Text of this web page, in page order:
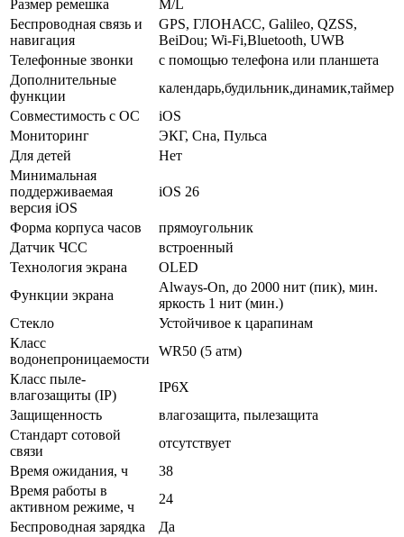
Размер ремешка
M/L
Беспроводная связь и
навигация
GPS, ГЛОНАСС, Galileo, QZSS,
BeiDou; Wi‑Fi,Bluetooth, UWB
Телефонные звонки
с помощью телефона или планшета
Дополнительные
функции
календарь,будильник,динамик,таймер
Совместимость с ОС
iOS
Мониторинг
ЭКГ, Сна, Пульса
Для детей
Нет
Минимальная
поддерживаемая
версия iOS
iOS 26
Форма корпуса часов
прямоугольник
Датчик ЧСС
встроенный
Технология экрана
OLED
Функции экрана
Always‑On, до 2000 нит (пик), мин.
яркость 1 нит (мин.)
Стекло
Устойчивое к царапинам
Класс
водонепроницаемости
WR50 (5 атм)
Класс пыле-
влагозащиты (IP)
IP6X
Защищенность
влагозащита, пылезащита
Стандарт сотовой
связи
отсутствует
Время ожидания, ч
38
Время работы в
активном режиме, ч
24
Беспроводная зарядка
Да